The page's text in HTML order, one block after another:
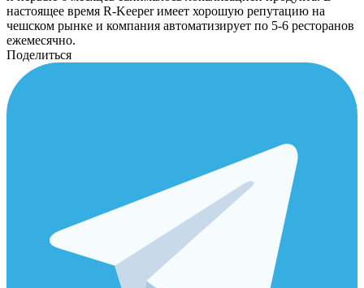
настоящее время R-Keeper имеет хорошую репутацию на
чешском рынке и компания автоматизирует по 5-6 ресторанов
ежемесячно.
Поделиться